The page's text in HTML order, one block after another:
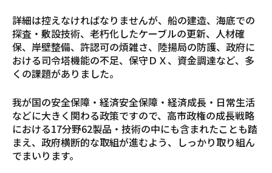
詳細は控えなければなりませんが、船の建造、海底での
探査・敷設技術、老朽化したケーブルの更新、人材確
保、岸壁整備、許認可の煩雑さ、陸揚局の防護、政府に
おける司令塔機能の不足、保守ＤＸ、資金調達など、多
くの課題がありました。
我が国の安全保障・経済安全保障・経済成長・日常生活
などに大きく関わる政策ですので、高市政権の成長戦略
における17分野62製品・技術の中にも含まれたことも踏
まえ、政府横断的な取組が進むよう、しっかり取り組ん
でまいります。